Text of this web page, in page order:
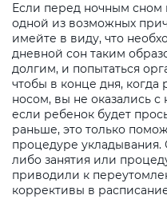
Если перед ночным сном
одной из возможных
имейте в виду, что
дневной сон таким
долгим, и попытаться
чтобы в конце дня, когда
носом, вы не оказались
если ребенок будет
раньше, это только
процедуре укладывания.
либо занятия или
приводили к
коррективы в